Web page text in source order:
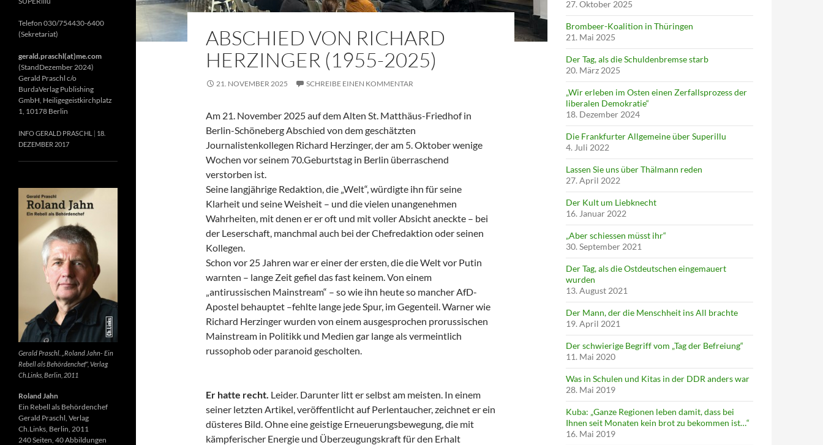
ABSCHIED VON RICHARD
HERZINGER (1955-2025)
21. NOVEMBER 2025 SCHREIBE EINEN KOMMENTAR
Am 21. November 2025 auf dem Alten St. Matthäus-Friedhof in
Berlin-Schöneberg Abschied von dem geschätzten
Journalistenkollegen Richard Herzinger, der am 5. Oktober wenige
Wochen vor seinem 70.Geburtstag in Berlin überraschend
verstorben ist.
Seine langjährige Redaktion, die „Welt“, würdigte ihn für seine
Klarheit und seine Weisheit – und die vielen unangenehmen
Wahrheiten, mit denen er er oft und mit voller Absicht aneckte – bei
der Leserschaft, manchmal auch bei der Chefredaktion oder seinen
Kollegen.
Schon vor 25 Jahren war er einer der ersten, die die Welt vor Putin
warnten – lange Zeit gefiel das fast keinem. Von einem
„antirussischen Mainstream“ – so wie ihn heute so mancher AfD-
Apostel behauptet –fehlte lange jede Spur, im Gegenteil. Warner wie
Richard Herzinger wurden von einem ausgesprochen prorussischen
Mainstream in Politikk und Medien gar lange als vermeintlich
russophob oder paranoid gescholten.
Er hatte recht. Leider. Darunter litt er selbst am meisten. In einem
seiner letzten Artikel, veröffentlicht auf Perlentaucher, zeichnet er ein
düsteres Bild. Ohne eine geistige Erneuerungsbewegung, die mit
kämpferischer Energie und Überzeugungskraft für den Erhalt
27. Oktober 2025
Brombeer-Koalition in Thüringen
21. Mai 2025
Der Tag, als die Schuldenbremse starb
20. März 2025
„Wir erleben im Osten einen Zerfallsprozess der
liberalen Demokratie“
18. Dezember 2024
Die Frankfurter Allgemeine über Superillu
4. Juli 2022
Lassen Sie uns über Thälmann reden
27. April 2022
Der Kult um Liebknecht
16. Januar 2022
„Aber schiessen müsst ihr“
30. September 2021
Der Tag, als die Ostdeutschen eingemauert
wurden
13. August 2021
Der Mann, der die Menschheit ins All brachte
19. April 2021
Der schwierige Begriff vom „Tag der Befreiung“
11. Mai 2020
Was in Schulen und Kitas in der DDR anders war
28. Mai 2019
Kuba: „Ganze Regionen leben damit, dass bei
Ihnen seit Monaten kein brot zu bekommen ist…“
16. Mai 2019
Telefon 030/754430-6400
(Sekretariat)
gerald.praschl(at)me.com
(StandDezember 2024)
Gerald Praschl c/o
BurdaVerlag Publishing
GmbH, Heiligegeistkirchplatz
1, 10178 Berlin
INFO GERALD PRASCHL
18.
DEZEMBER 2017
Gerald Praschl. „Roland Jahn- Ein
Rebell als Behördenchef“, Verlag
Ch.Links, Berlin, 2011
Roland Jahn
Ein Rebell als Behördenchef
Gerald Praschl, Verlag
Ch.Links, Berlin, 2011
240 Seiten, 40 Abbildungen